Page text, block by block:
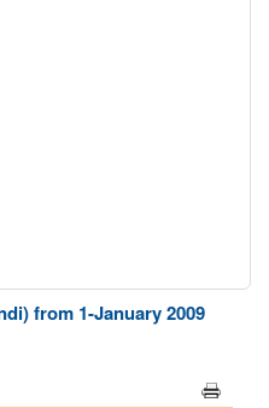
from 1-January 2009